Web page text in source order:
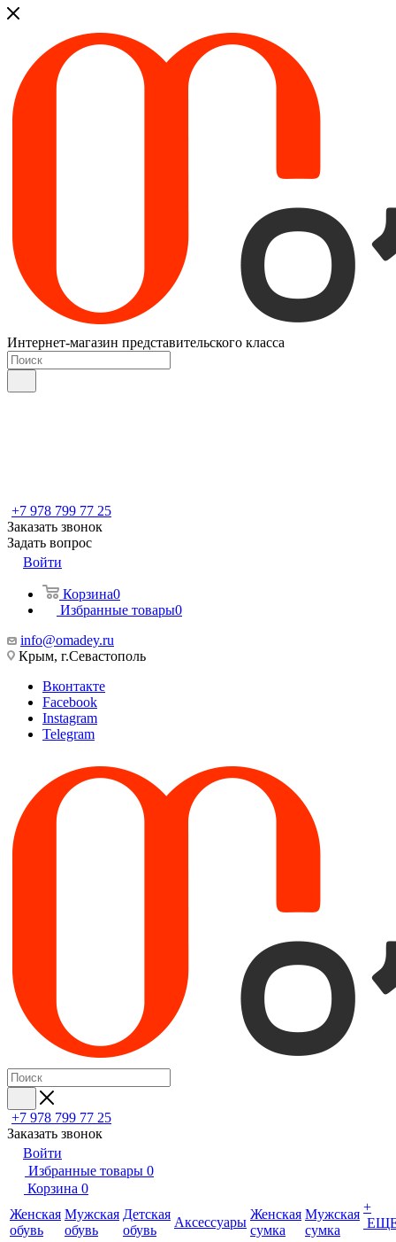
Интернет-магазин представительского класса
+7 978 799 77 25
Заказать звонок
Задать вопрос
Войти
Корзина0
Избранные товары0
info@omadey.ru
Крым, г.Севастополь
Вконтакте
Facebook
Instagram
Telegram
+7 978 799 77 25
Заказать звонок
Войти
Избранные товары 0
Корзина 0
Женская
обувь
Мужская
обувь
Детская
обувь
Аксессуары
Женская
сумка
Мужская
сумка
+